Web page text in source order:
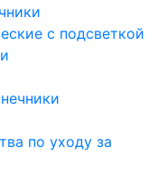
с подсветкой
по уходу за